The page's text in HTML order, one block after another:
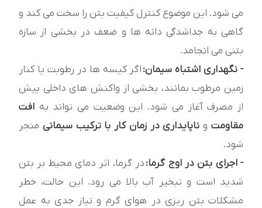
می شود. اين موضوع کنترل کيفيت بتن را سخت می کند و
گاهی به جداشدگی دانه ها و ضعف در بخشی از سازه
بتنی می انجامد.
- نگهداری اشتباه سيمان:اگر کيسه ها در رطوبت يا کنار
زمين مرطوب بمانند، بخشی از واکنش های داخلی پيش
از مصرف آغاز می شود. اين وضعيت می تواند به افت
مقاومتو ناپايداری در زمان کار با ترکيب سيمانی منجر
شود.
- اجرای بتن در اوج گرما:در گرما، اثر دمای محيط بر بتن
شديد است و تبخير آب بالا می رود. اين حالت، خطر
مشکلات بتن ريزی در هوای گرم و نياز جدی به عمل